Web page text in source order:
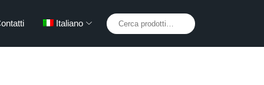
Italiano Cerca: